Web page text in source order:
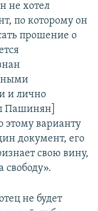
не хотел
по которому он
прошение о
и лично
Пашинян]
этому варианту
документ, его
свою вину,
свободу».
не будет